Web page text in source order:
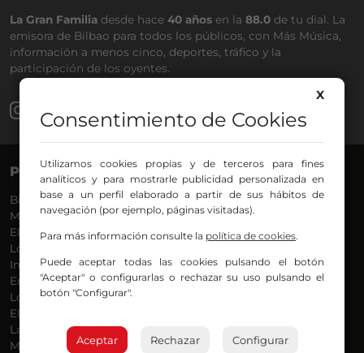
La Gran Familia desde hace 40 años en la 88.0 de tu dial. La
emisora de Bilbao para todos los públicos, con Más Música,
información a menos cinco, deportes, tráfico y la
participación de los oyentes.
PROGRAMAS
Bilbosport
Más Música
El Madrugador
Lo Más Nuevo
Informativos
En Ruta
Locos por la Música
El Supermadrugador
La Mañana de Radio Nervión
Más Madrugada
VOCES
Agurtzane
Belén Ollero
Dani
Eva Argote
Endika
Jon
X
Consentimiento de Cookies
Utilizamos cookies propias y de terceros para fines
analíticos y para mostrarle publicidad personalizada en
base a un perfil elaborado a partir de sus hábitos de
navegación (por ejemplo, páginas visitadas).
Para más información consulte la política de cookies.
Puede aceptar todas las cookies pulsando el botón
"Aceptar" o configurarlas o rechazar su uso pulsando el
botón "Configurar".
Aceptar Rechazar Configurar